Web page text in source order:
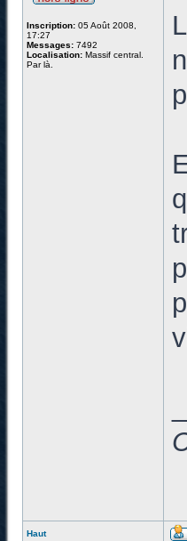
Inscription: 05 Août 2008,
17:27
Messages: 7492
Localisation: Massif central.
Par là.
Haut